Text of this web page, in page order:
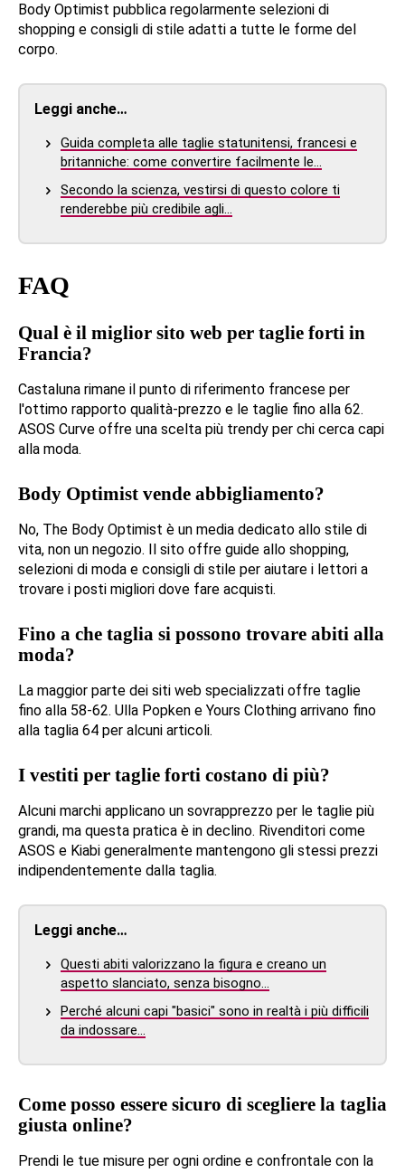
Body Optimist pubblica regolarmente selezioni di
shopping e consigli di stile adatti a tutte le forme del
corpo.
Leggi anche…
Guida completa alle taglie statunitensi, francesi e
britanniche: come convertire facilmente le…
Secondo la scienza, vestirsi di questo colore ti
renderebbe più credibile agli…
FAQ
Qual è il miglior sito web per taglie forti in
Francia?
Castaluna rimane il punto di riferimento francese per
l'ottimo rapporto qualità-prezzo e le taglie fino alla 62.
ASOS Curve offre una scelta più trendy per chi cerca capi
alla moda.
Body Optimist vende abbigliamento?
No, The Body Optimist è un media dedicato allo stile di
vita, non un negozio. Il sito offre guide allo shopping,
selezioni di moda e consigli di stile per aiutare i lettori a
trovare i posti migliori dove fare acquisti.
Fino a che taglia si possono trovare abiti alla
moda?
La maggior parte dei siti web specializzati offre taglie
fino alla 58-62. Ulla Popken e Yours Clothing arrivano fino
alla taglia 64 per alcuni articoli.
I vestiti per taglie forti costano di più?
Alcuni marchi applicano un sovrapprezzo per le taglie più
grandi, ma questa pratica è in declino. Rivenditori come
ASOS e Kiabi generalmente mantengono gli stessi prezzi
indipendentemente dalla taglia.
Leggi anche…
Questi abiti valorizzano la figura e creano un
aspetto slanciato, senza bisogno…
Perché alcuni capi "basici" sono in realtà i più difficili
da indossare…
Come posso essere sicuro di scegliere la taglia
giusta online?
Prendi le tue misure per ogni ordine e confrontale con la